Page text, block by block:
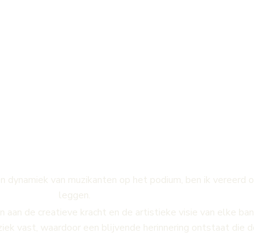
van muzikanten op het podium, ben ik
leggen.
de creatieve kracht en de artistieke visie van elke
vast, waardoor een blijvende herinnering ontstaat die